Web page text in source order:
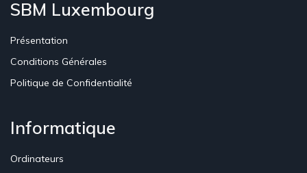
SBM Luxembourg
Présentation
Conditions Générales
Politique de Confidentialité
Informatique
Ordinateurs